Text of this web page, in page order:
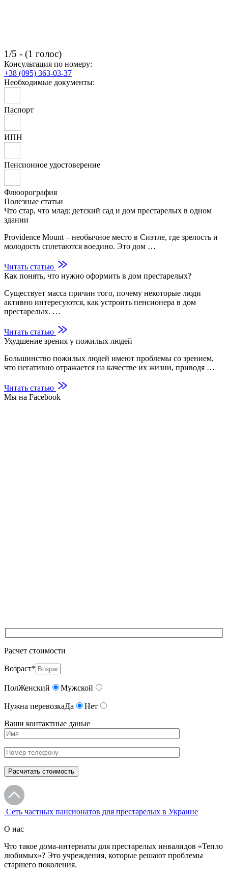
1/5 - (1 голос)
Консультация по номеру:
+38 (095) 363-03-37
Необходимые документы:
Паспорт
ИПН
Пенсионное удостоверение
Флюорография
Полезные статьи
Что стар, что млад: детский сад и дом престарелых в одном
здании
Providence Mount – необычное место в Сиэтле, где зрелость и
молодость сплетаются воедино. Это дом …
Читать статью
Как понять, что нужно оформить в дом престарелых?
Существует масса причин того, почему некоторые люди
активно интересуются, как устроить пенсионера в дом
престарелых. …
Читать статью
Ухудшение зрения у пожилых людей
Большинство пожилых людей имеют проблемы со зрением,
что негативно отражается на качестве их жизни, приводя …
Читать статью
Мы на Facebook
Расчет стоимости
Возраст*
ПолЖенский Мужской
Нужна перевозкаДа
Нет
Ваши контактные даные
Сеть частных пансионатов для престарелых в Украине
О нас
Что такое дома-интернаты для престарелых инвалидов «Тепло
любимых»? Это учреждения, которые решают проблемы
старшего поколения.